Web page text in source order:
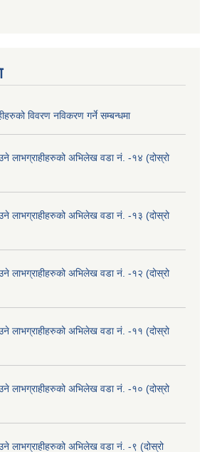
विवरण नविकरण गर्ने सम्बन्धमा
लाभग्राहीहरुको अभिलेख वडा नं. -१४ (दोस्रो
लाभग्राहीहरुको अभिलेख वडा नं. -१३ (दोस्रो
लाभग्राहीहरुको अभिलेख वडा नं. -१२ (दोस्रो
लाभग्राहीहरुको अभिलेख वडा नं. -११ (दोस्रो
लाभग्राहीहरुको अभिलेख वडा नं. -१० (दोस्रो
लाभग्राहीहरुको अभिलेख वडा नं. -९ (दोस्रो